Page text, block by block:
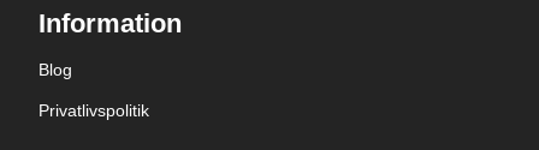
Information
Blog
Privatlivspolitik